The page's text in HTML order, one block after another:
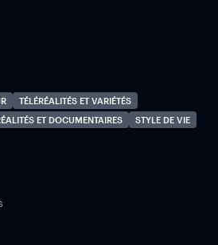
TÉLÉRÉALITÉS ET VARIÉTÉS
ET DOCUMENTAIRES
STYLE DE VIE